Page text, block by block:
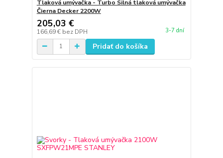
Tlaková umývačka - Turbo Silná tlaková umývačka
Čierna Decker 2200W
205,03 €
166,69 € bez DPH 3-7 dní
Pridať do košíka